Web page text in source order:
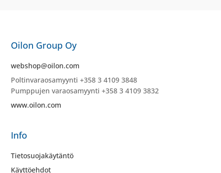
Oilon Group Oy
webshop@oilon.com
Poltinvaraosamyynti +358 3 4109 3848
Pumppujen varaosamyynti +358 3 4109 3832
www.oilon.com
Info
Tietosuojakäytäntö
Käyttöehdot